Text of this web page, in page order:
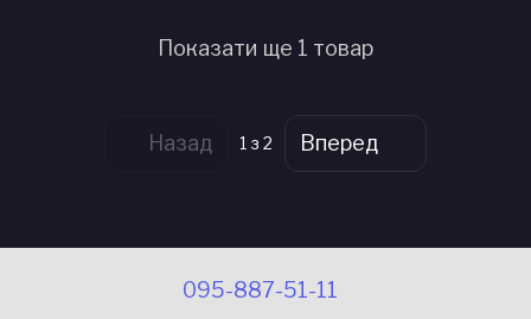
Показати ще 1 товар
Назад 1 з 2 Вперед
095-887-51-11